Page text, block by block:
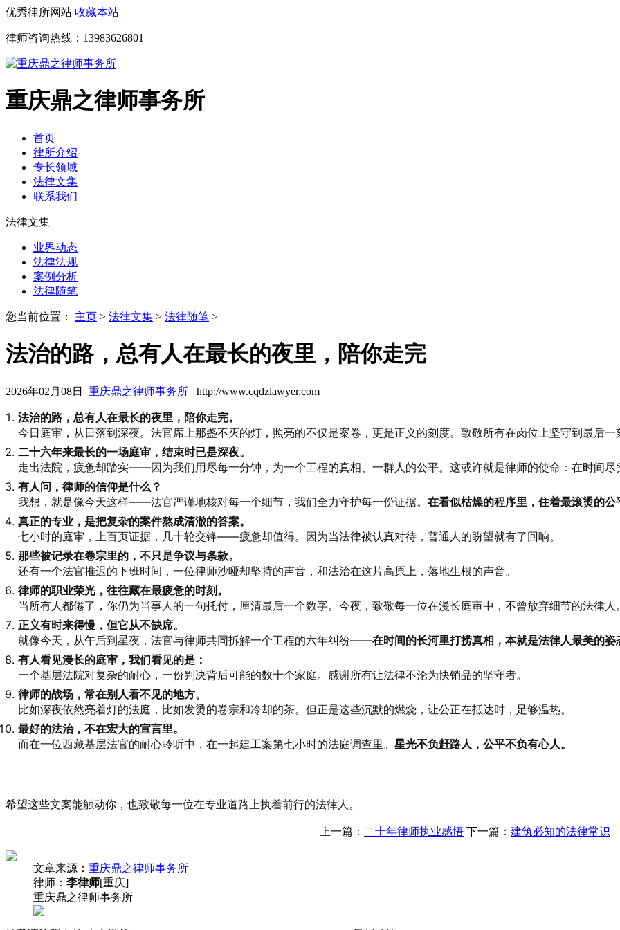
优秀律所网站 收藏本站
律师咨询热线： 13983626801
重庆鼎之律师事务所
首页
律所介绍
专长领域
法律文集
联系我们
法律文集
业界动态
法律法规
案例分析
法律随笔
您当前位置： 主页 > 法律文集 > 法律随笔 >
法治的路，总有人在最长的夜里，陪你走完
2026年02月08日 重庆鼎之律师事务所 http://www.cqdzlawyer.com
法治的路，总有人在最长的夜里，陪你走完。
今日庭审，从日落到深夜。法官席上那盏不灭的灯，照亮的不仅是案卷，更是正义的刻度。致敬所有在岗位上坚守到最后一
二十六年来最长的一场庭审，结束时已是深夜。
走出法院，疲惫却踏实——因为我们用尽每一分钟，为一个工程的真相、一群人的公平。这或许就是律师的使命：在时间尽
有人问，律师的信仰是什么？
我想，就是像今天这样——法官严谨地核对每一个细节，我们全力守护每一份证据。 在看似枯燥的程序里，住着最滚烫的公
真正的专业，是把复杂的案件熬成清澈的答案。
七小时的庭审，上百页证据，几十轮交锋——疲惫却值得。因为当法律被认真对待，普通人的盼望就有了回响。
那些被记录在卷宗里的，不只是争议与条款。
还有一个法官推迟的下班时间，一位律师沙哑却坚持的声音，和法治在这片高原上，落地生根的声音。
律师的职业荣光，往往藏在最疲惫的时刻。
当所有人都倦了，你仍为当事人的一句托付，厘清最后一个数字。今夜，致敬每一位在漫长庭审中，不曾放弃细节的法律人
正义有时来得慢，但它从不缺席。
就像今天，从午后到星夜，法官与律师共同拆解一个工程的六年纠纷——在时间的长河里打捞真相，本就是法律人最美的姿
有人看见漫长的庭审，我们看见的是：
一个基层法院对复杂的耐心，一份判决背后可能的数十个家庭。感谢所有让法律不沦为快销品的坚守者。
律师的战场，常在别人看不见的地方。
比如深夜依然亮着灯的法庭，比如发烫的卷宗和冷却的茶。但正是这些沉默的燃烧，让公正在抵达时，足够温热。
最好的法治，不在宏大的宣言里。
而在一位西藏基层法官的耐心聆听中，在一起建工案第七小时的法庭调查里。 星光不负赶路人，公平不负有心人。
希望这些文案能触动你，也致敬每一位在专业道路上执着前行的法律人。
上一篇： 二十年律师执业感悟 下一篇： 建筑必知的法律常识
文章来源： 重庆鼎之律师事务所
律师： 李律师[重庆]
重庆鼎之律师事务所